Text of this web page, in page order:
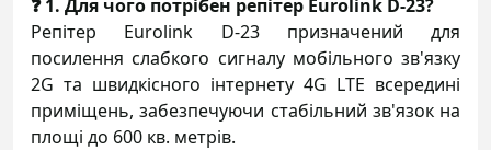
❓ 1. Для чого потрібен репітер Eurolink D-23?
Репітер Eurolink D-23 призначений для
посилення слабкого сигналу мобільного зв'язку
2G та швидкісного інтернету 4G LTE всередині
приміщень, забезпечуючи стабільний зв'язок на
площі до 600 кв. метрів.